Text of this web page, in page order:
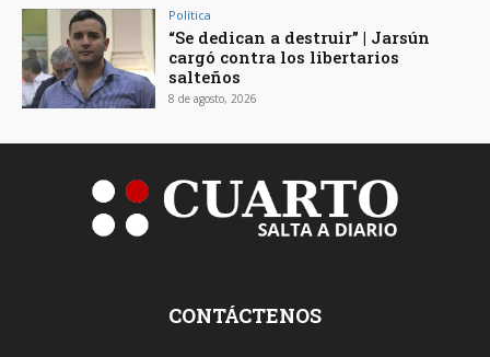
Política
“Se dedican a destruir” | Jarsún
cargó contra los libertarios
salteños
8 de agosto, 2026
CONTÁCTENOS